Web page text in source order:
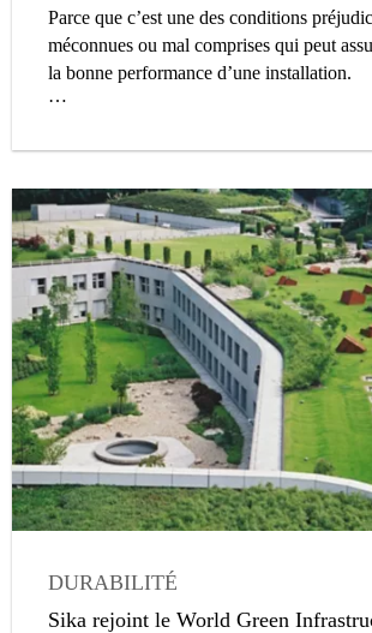
Parce que c’est une des conditions
méconnues ou mal comprises qui peut
la bonne performance d’une installation.
observée sur l’herbe le matin. Sur les
atmosphérique.
DURABILITÉ
Sika rejoint le World Green